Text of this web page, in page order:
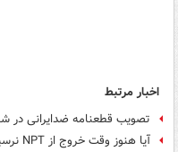
اخبار مرتبط
تصویب قطعنامه ضدایرانی در
آیا هنوز وقت خروج از NPT نرسیده؟!